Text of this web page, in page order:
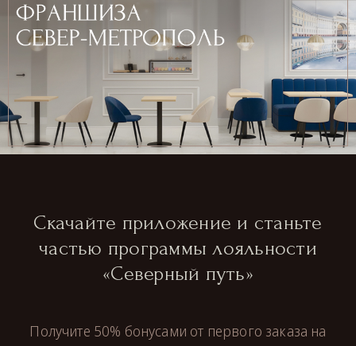
Скачайте приложение и станьте
частью программы лояльности
«Северный путь»
Получите 50% бонусами от первого заказа на